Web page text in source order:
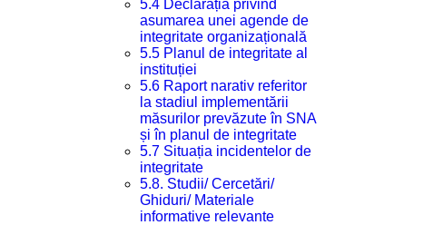
5.4 Declarația privind
asumarea unei agende de
integritate organizațională
5.5 Planul de integritate al
instituției
5.6 Raport narativ referitor
la stadiul implementării
măsurilor prevăzute în SNA
și în planul de integritate
5.7 Situația incidentelor de
integritate
5.8. Studii/ Cercetări/
Ghiduri/ Materiale
informative relevante